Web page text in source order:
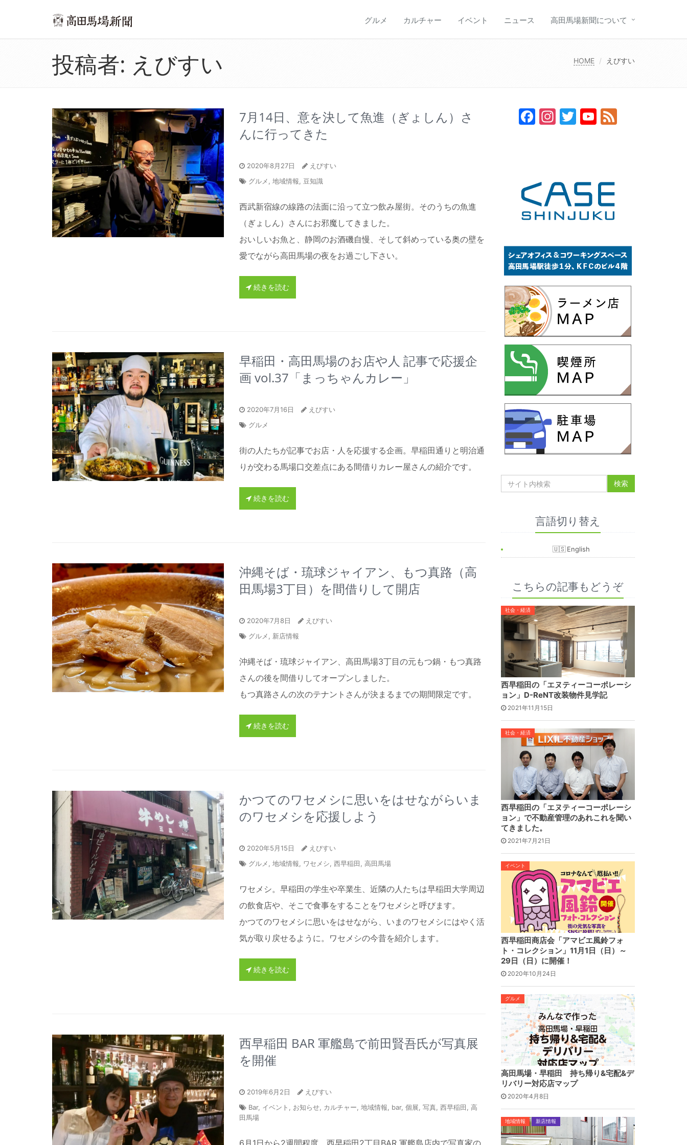
グルメ カルチャー イベント ニュース 高田馬場新聞について
投稿者: えびすい HOME えびすい
7月14日、意を決して魚進（ぎょしん）さ
んに行ってきた
2020年8月27日
えびすい
グルメ
地域情報 豆知識
西武新宿線の線路の法面に沿って立つ飲み屋街。そのうちの魚進
（ぎょしん）さんにお邪魔してきました。
おいしいお魚と、静岡のお酒磯自慢、そして斜めっている奥の壁を
愛でながら高田馬場の夜をお過ごし下さい。
続きを読む
早稲田・高田馬場のお店や人 記事で応援企
画 vol.37「まっちゃんカレー」
2020年7月16日
えびすい
グルメ
街の人たちが記事でお店・人を応援する企画。早稲田通りと明治通
りが交わる馬場口交差点にある間借りカレー屋さんの紹介です。
続きを読む
沖縄そば・琉球ジャイアン、もつ真路（高
田馬場3丁目）を間借りして開店
2020年7月8日
えびすい
グルメ
新店情報
沖縄そば・琉球ジャイアン、高田馬場3丁目の元もつ鍋・もつ真路
さんの後を間借りしてオープンしました。
もつ真路さんの次のテナントさんが決まるまでの期間限定です。
続きを読む
かつてのワセメシに思いをはせながらいま
のワセメシを応援しよう
2020年5月15日
えびすい
グルメ
地域情報 ワセメシ 西早稲田 高田馬場
ワセメシ。早稲田の学生や卒業生、近隣の人たちは早稲田大学周辺
の飲食店や、そこで食事をすることをワセメシと呼びます。
かつてのワセメシに思いをはせながら、いまのワセメシにはやく活
気が取り戻せるように。ワセメシの今昔を紹介します。
続きを読む
西早稲田 BAR 軍艦島で前田賢吾氏が写真展
を開催
2019年6月2日
えびすい
Bar, イベント お知らせ, カルチャー 地域情報 bar, 個展 写真, 西早稲田
高
田馬場
Facebook
Instagram
Twitter
YouTube
Feed
言語切り替え
English
こちらの記事もどうぞ
社会・経済
西早稲田の「エヌティーコーポレーシ
ョン」D-ReNT改装物件見学記
2021年11月15日
社会・経済
西早稲田の「エヌティーコーポレーシ
ョン」で不動産管理のあれこれを聞い
てきました。
2021年7月21日
イベント
西早稲田商店会「アマビエ風鈴フォ
ト・コレクション」11月1日（日）～
29日（日）に開催！
2020年10月24日
グルメ
高田馬場・早稲田 持ち帰り&宅配&デ
リバリー対応店マップ
2020年4月8日
地域情報 新店情報